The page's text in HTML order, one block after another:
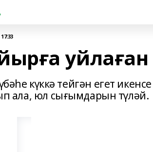
уйлаған
күккә тейгән егет
ала, юл сығымдарын түләй.